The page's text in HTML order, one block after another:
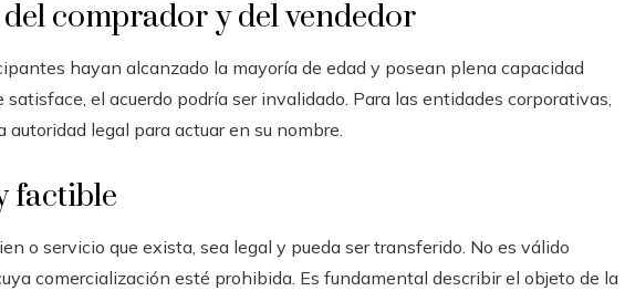
comprador y del vendedor
hayan alcanzado la mayoría de edad y posean plena capacidad
el acuerdo podría ser invalidado. Para las entidades corporativas,
legal para actuar en su nombre.
factible
o servicio que exista, sea legal y pueda ser transferido. No es válido
comercialización esté prohibida. Es fundamental describir el objeto de la